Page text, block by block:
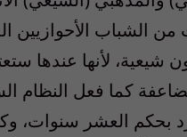
الشباب الأحوازيين
شيعية، لأنها عندها
كما فعل النظام
بحكم العشر سنوات،